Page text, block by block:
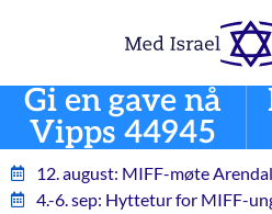
Gi en gave nå
Vipps 44945
12. august: MIFF-møte
4.-6. sep: Hyttetur for MIFF-